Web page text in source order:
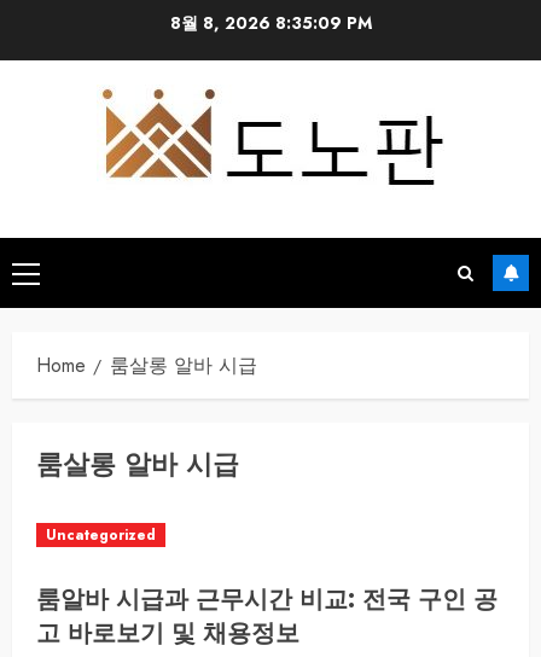
8월 8, 2026 8:35:09 PM
Primary
Menu
Home 룸살롱 알바 시급
룸살롱 알바 시급
Uncategorized
룸알바 시급과 근무시간 비교: 전국 구인 공
고 바로보기 및 채용정보